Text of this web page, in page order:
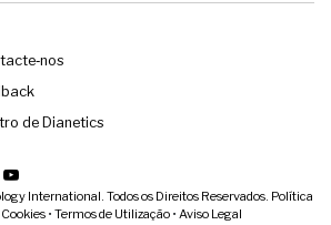
de Dianetics
International. Todos os Direitos Reservados. Política
• Termos de Utilização • Aviso Legal